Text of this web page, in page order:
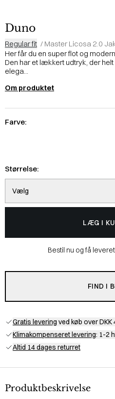
Duno
Regular fit / Master Licosa 2.0
Her får du en super flot og
Den har et lækkert udtryk, der
elega...
Om produktet
Farve:
Størrelse:
Vælg
LÆG I
Bestil nu og få
FIND I
Gratis levering ved køb over DKK
Klimakompenseret levering: 1-2
Altid 14 dages returret
Produktbeskrivelse